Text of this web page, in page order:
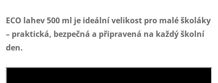
ECO lahev 500 ml je ideální velikost pro malé školáky
– praktická, bezpečná a připravená na každý školní
den.